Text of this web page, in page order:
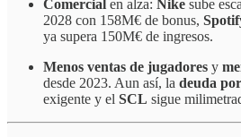
Comercial en alza: Nike sube
2028 con 158M€ de bonus,
ya supera 150M€ de ingresos.
Menos ventas de jugadores y
desde 2023. Aun así, la deuda
exigente y el SCL sigue